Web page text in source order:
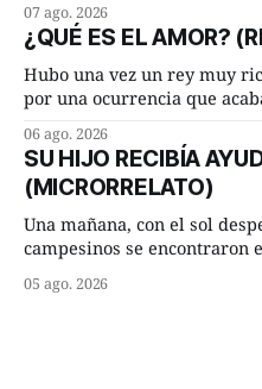
cuarto de hora andando a buen paso.
terminada su jornada
morada cundo comenzó a
07 ago. 2026
¿QUÉ ES EL AMOR?
Hubo una vez un rey muy
por una ocurrencia que
Dime, hombre sabio, ¿qué es
consejero, que era muy
inmediato:
06 ago. 2026
SU HIJO RECIBÍA
(MICRORRELATO)
Una mañana, con el sol
campesinos se encontraron
remolachas, Manuel? —quiso saber
05 ago. 2026